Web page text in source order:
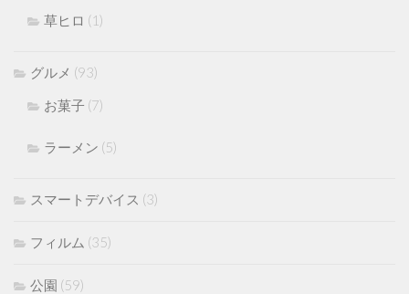
草ヒロ (1)
グルメ (93)
お菓子 (7)
ラーメン (5)
スマートデバイス (3)
フィルム (35)
公園 (59)